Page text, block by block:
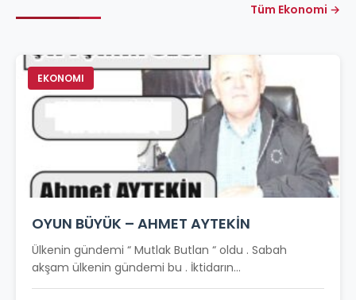
Tüm Ekonomi →
EKONOMI
OYUN BÜYÜK – AHMET AYTEKİN
Ülkenin gündemi “ Mutlak Butlan “ oldu . Sabah
akşam ülkenin gündemi bu . İktidarın...